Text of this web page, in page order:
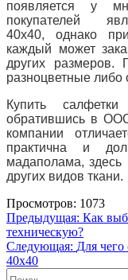
появляется у
покупателей
40х40, однако
каждый может
других размеров.
разноцветные либо
Купить
обратившись в
компании
практична и
мадаполама,
других видов ткани.
Просмотров: 1073
Навигация
по
записям
Предыдущая: Как
техническую?
Следующая: Для чего
40х40
Поиск